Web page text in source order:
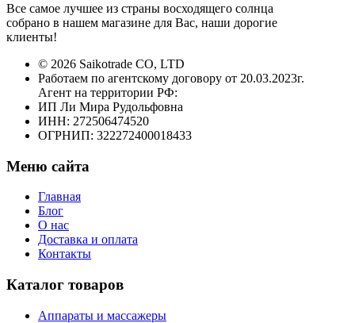
Все самое лучшее из страны восходящего солнца
собрано в нашем магазине для Вас, наши дорогие
клиенты!
© 2026 Saikotrade CO, LTD
Работаем по агентскому договору от 20.03.2023г.
Агент на территории РФ:
ИП Ли Мира Рудольфовна
ИНН: 272506474520
ОГРНИП: 322272400018433
Меню сайта
Главная
Блог
О нас
Доставка и оплата
Контакты
Каталог товаров
Аппараты и массажеры